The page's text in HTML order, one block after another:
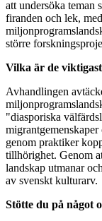
att undersöka teman
firanden och lek,
större
Vilka är de
Avhandlingen
"diasporiska
genom praktiker
tillhörighet. Genom
landskap utmanar
av svenskt kulturarv.
Stötte du på något